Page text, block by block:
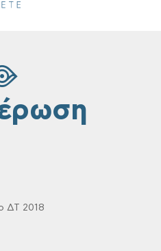
ΔΤ 2018